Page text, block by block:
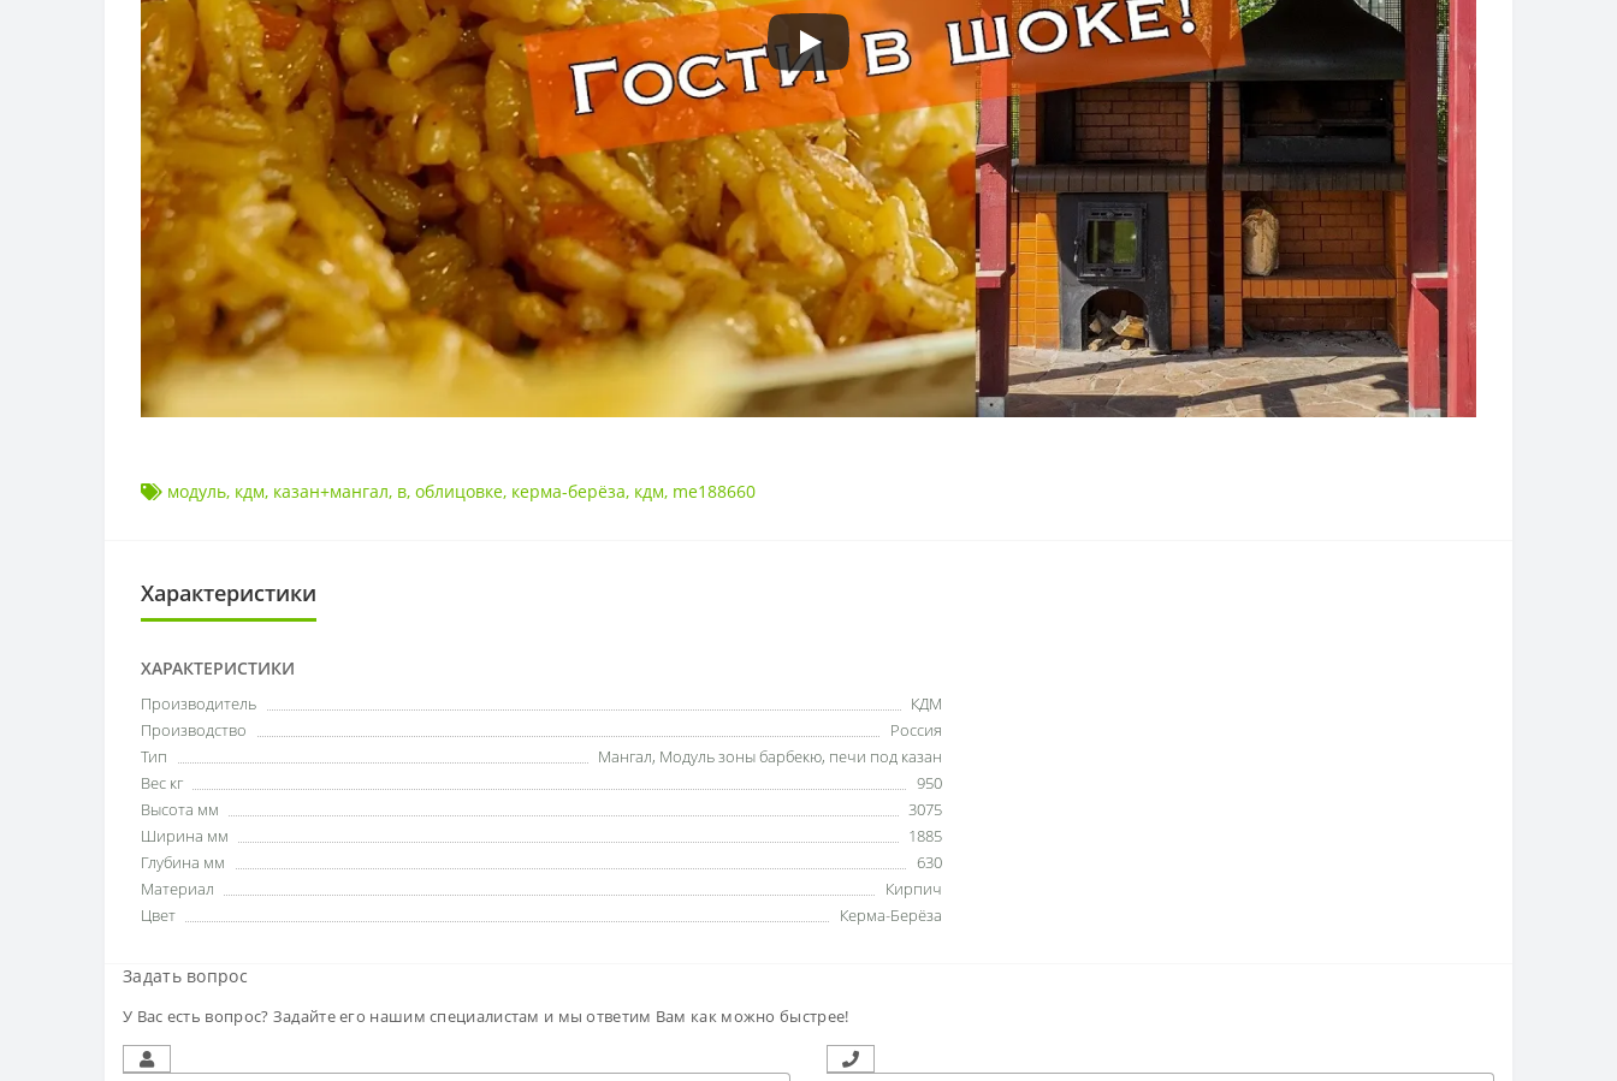
модуль, кдм, казан+мангал, в, облицовке, керма-берёза, кдм, me188660
Характеристики
ХАРАКТЕРИСТИКИ
Производитель
КДМ
Производство
Россия
Тип
Мангал, Модуль зоны барбекю, печи под казан
Вес кг
950
Высота мм
3075
Ширина мм
1885
Глубина мм
630
Материал
Кирпич
Цвет
Керма-Берёза
Задать вопрос
У Вас есть вопрос? Задайте его нашим специалистам и мы ответим Вам как можно быстрее!